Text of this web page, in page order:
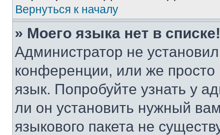
Вернуться к началу
» Моего языка нет в списке!
Администратор не
конференции, или же
язык. Попробуйте узнать у
ли он установить нужный
языкового пакета не